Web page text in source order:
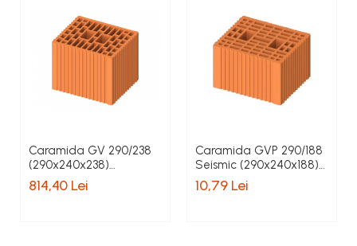
Caramida GV 290/238
(290x240x238)
pret/palet 80 buc
814,40 Lei
Caramida GVP 290/188
Seismic (290x240x188)
pret/buc
10,79 Lei